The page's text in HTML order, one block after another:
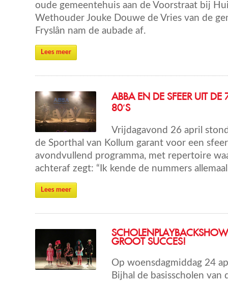
oude gemeentehuis aan de Voorstraat bij
Wethouder Jouke Douwe de Vries van de
Fryslân nam de aubade af.
Lees meer
ABBA EN DE SFEER UIT DE
80′S
Vrijdagavond 26 april
de Sporthal van Kollum garant voor een
avondvullend programma, met repertoire
achteraf zegt: “Ik kende de nummers
Lees meer
GROOT SUCCES!
Op woensdagmiddag 24
Bijhal de basisscholen